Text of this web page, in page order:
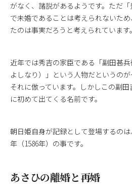
がなく、諸説があるようです。ただ
で未婚であることは考えられないた
たのは事実だろうと考えられています。
近年では秀吉の家臣である「副田甚
よしなり）」という人物だというの
それに倣っています。しかしこの副
に初めて出てくる名前です。
朝日姫自身が記録として登場するの
年（1586年）の事です。
あさひの離婚と再婚